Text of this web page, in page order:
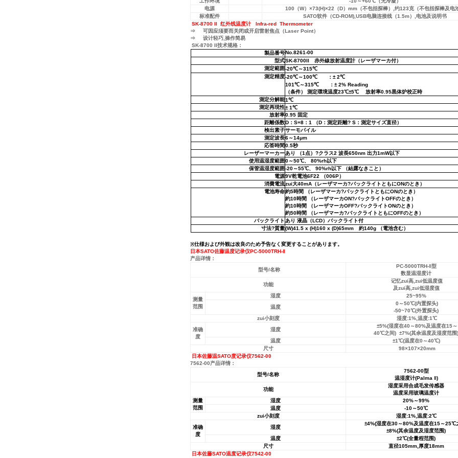
电源
100（W）×73(H)×22（D）mm（不包括探棒）,约123克（不包括探棒及电
标准配件
SATO软件（CD-ROM),USB电脑连接线（1.5m）,电池及说明书
SK-8700 II 红外线温度计 Infra-red Thermometer
⇒ 可因应须要而关闭或开启雷射焦点（Laser Point）
⇒ 设计轻巧,操作简易
SK-8700 II技术规格：
製品番号No.8261-00
型式SK-8700II 赤外線放射温度計（レーザマーカ付）
測定範囲-20℃～315℃
測定精度-20℃～100℃ ： ± 2℃
101℃～315℃ ： ± 2% Reading
（条件）
測定環境温度23℃±5℃ 放射率0.95黒体炉校正時
測定分解能1℃
測定再現性± 1℃
放射率0.95 固定
距離係数D ： S=8 ： 1 （D ：測定距離? S ：測定サイズ直径）
検出素子サーモパイル
測定波長6～14μm
応答時間0.5秒
レーザーマーカーあり （1 点） ?クラス2 波長650nm 出力1mW以下
使用温湿度範囲0～50℃、 80%rh以下
保管温湿度範囲-20～55℃、 90%rh以下
（結露なきこと）
電源9V乾電池6F22 （006P）
消費電流zui大40mA （レーザマーカ?バックライトともにONのとき）
電池寿命約5時間 （レーザマーカ?バックライトともにONのとき）
約10時間 （レーザマーカON?バックライトOFFのとき）
約10時間 （レーザマーカOFF?バックライトONのとき）
約50時間 （レーザマーカ?バックライトともにOFFのとき）
バックライト あり 液晶（LCD）バックライト付
寸法?質量(W)41.5 x (H)160 x (D)65mm 約140g （電池含む）
※仕様および外観は改良のため予告なく変更することがあります。
日本SATO佐藤温度记录仪PC-5000TRH-‖
产品详情：
型号/名称
PC-5000TRH-‖型
数显温湿度计
功能
记忆zui高,zui低温度值
及zui高,zui低湿度值
测量
范围
湿度
25~95%
温度
0～50℃(内置探头)
-50~70℃(外置探头)
zui小刻度
湿度:1%,温度:1℃
准确
度
湿度
±5%(湿度在40～80%及温度在15～
40℃之间) ±7%(其余温度及湿度范围)
温度
±1℃(温度在0～40℃)
尺寸
98×107×20mm
日本佐藤温SATO度记录仪7562-00
7562-00产品详情：
型号/名称
7562-00型
温湿度计(Palma ‖)
功能
湿度采用合成毛发传感器
温度采用玻璃温度计
测量
范围
湿度 20%～99%
温度
-10～50℃
zui小刻度
湿度:1%, 温度:2℃
准确
度
湿度
±4%(湿度在30～80%及温度在15～25℃
±8%(其余温度及湿度范围)
温度
±2℃(全量程范围)
尺寸
直径105mm, 厚度18mm
日本佐藤SATO温度记录仪7542-00